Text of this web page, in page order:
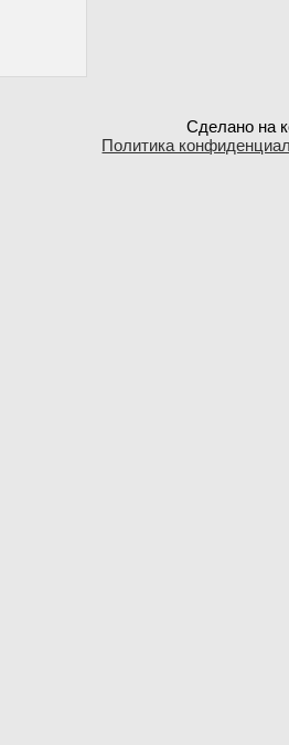
Сделано на
Политика